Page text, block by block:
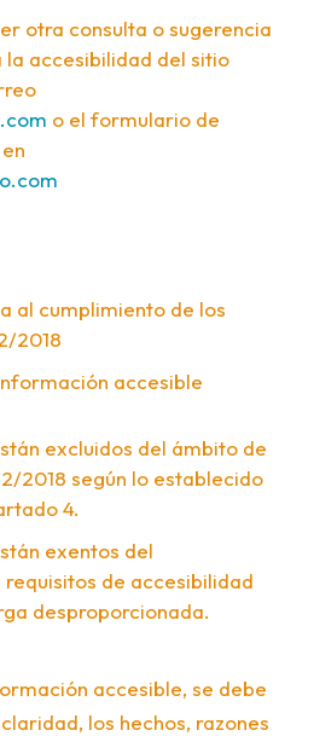
otra consulta o sugerencia
accesibilidad del sitio
o el formulario de
al cumplimiento de los
2018
accesible
excluidos del ámbito de
2018 según lo establecido
4.
exentos del
de accesibilidad
desproporcionada.
accesible, se debe
los hechos, razones